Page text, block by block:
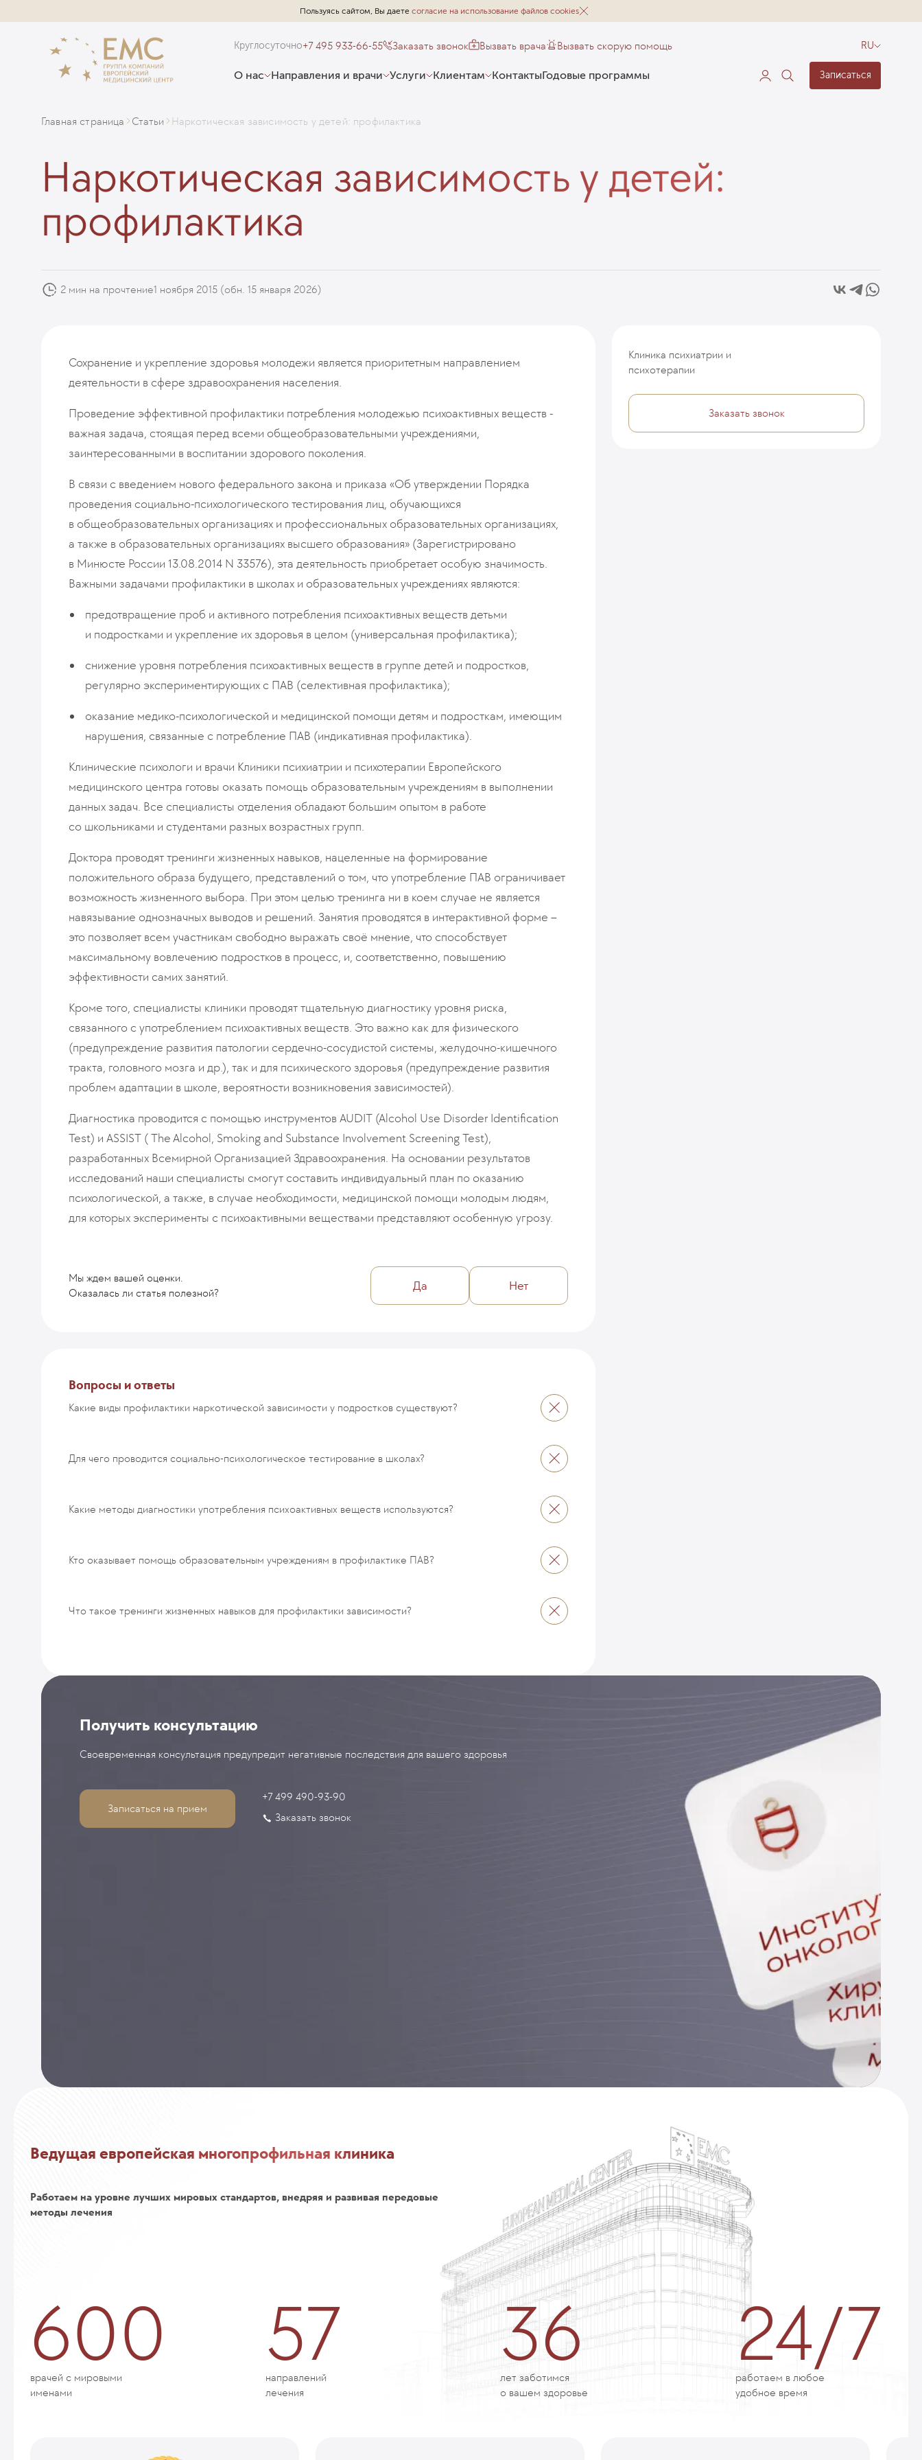
Пользуясь сайтом, Вы даете согласие на использование файлов cookies
Круглосуточно+7 495 933-66-55 Заказать звонок Вызвать врача Вызвать скорую помощь RU
О нас Направления и врачи Услуги Клиентам КонтактыГодовые программы Записаться
Главная страница Статьи Наркотическая зависимость у детей: профилактика
Наркотическая зависимость у детей:
профилактика
2 мин на прочтение1 ноября 2015 (обн. 15 января 2026)
Сохранение и укрепление здоровья молодежи является приоритетным направлением
деятельности в сфере здравоохранения населения.
Проведение эффективной профилактики потребления молодежью психоактивных веществ -
важная задача, стоящая перед всеми общеобразовательными учреждениями,
заинтересованными в воспитании здорового поколения.
В связи с введением нового федерального закона и приказа «Об утверждении Порядка
проведения социально-психологического тестирования лиц, обучающихся
в общеобразовательных организациях и профессиональных образовательных организациях,
а также в образовательных организациях высшего образования» (Зарегистрировано
в Минюсте России 13.08.2014 N 33576), эта деятельность приобретает особую значимость.
Важными задачами профилактики в школах и образовательных учреждениях являются:
предотвращение проб и активного потребления психоактивных веществ детьми
и подростками и укрепление их здоровья в целом (универсальная профилактика);
снижение уровня потребления психоактивных веществ в группе детей и подростков,
регулярно экспериментирующих с ПАВ (селективная профилактика);
оказание медико-психологической и медицинской помощи детям и подросткам, имеющим
нарушения, связанные с потребление ПАВ (индикативная профилактика).
Клинические психологи и врачи Клиники психиатрии и психотерапии Европейского
медицинского центра готовы оказать помощь образовательным учреждениям в выполнении
данных задач. Все специалисты отделения обладают большим опытом в работе
со школьниками и студентами разных возрастных групп.
Доктора проводят тренинги жизненных навыков, нацеленные на формирование
положительного образа будущего, представлений о том, что употребление ПАВ ограничивает
возможность жизненного выбора. При этом целью тренинга ни в коем случае не является
навязывание однозначных выводов и решений. Занятия проводятся в интерактивной форме –
это позволяет всем участникам свободно выражать своё мнение, что способствует
максимальному вовлечению подростков в процесс, и, соответственно, повышению
эффективности самих занятий.
Кроме того, специалисты клиники проводят тщательную диагностику уровня риска,
связанного с употреблением психоактивных веществ. Это важно как для физического
(предупреждение развития патологии сердечно-сосудистой системы, желудочно-кишечного
тракта, головного мозга и др.), так и для психического здоровья (предупреждение развития
проблем адаптации в школе, вероятности возникновения зависимостей).
Диагностика проводится с помощью инструментов AUDIT (Alcohol Use Disorder Identification
Test) и ASSIST ( The Alcohol, Smoking and Substance Involvement Screening Test),
разработанных Всемирной Организацией Здравоохранения. На основании результатов
исследований наши специалисты смогут составить индивидуальный план по оказанию
психологической, а также, в случае необходимости, медицинской помощи молодым людям,
для которых эксперименты с психоактивными веществами представляют особенную угрозу.
Мы ждем вашей оценки.
Оказалась ли статья полезной?
Да Нет
ОТПРАВИТЬ
Вопросы и ответы
Какие виды профилактики наркотической зависимости у подростков существуют?
Для чего проводится социально-психологическое тестирование в школах?
Какие методы диагностики употребления психоактивных веществ используются?
Кто оказывает помощь образовательным учреждениям в профилактике ПАВ?
Что такое тренинги жизненных навыков для профилактики зависимости?
Клиника психиатрии и
психотерапии
Заказать звонок
Получить консультацию
Своевременная консультация предупредит негативные последствия для вашего здоровья
Записаться на прием
+7 499 490-93-90
Заказать звонок
Ведущая европейская многопрофильная клиника
Работаем на уровне лучших мировых стандартов, внедряя и развивая передовые
методы лечения
600
врачей с мировыми
именами
57
направлений
лечения
36
лет заботимся
о вашем здоровье
24/7
работаем в любое
удобное время